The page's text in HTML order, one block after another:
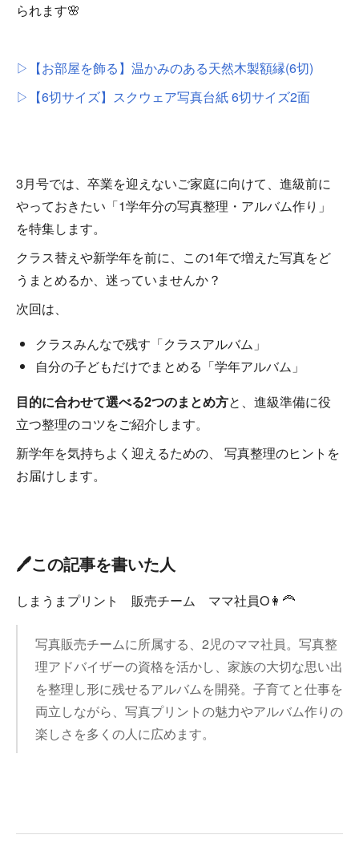
られます🌸
▷【お部屋を飾る】温かみのある天然木製額縁(6切)
▷【6切サイズ】スクウェア写真台紙 6切サイズ2面
3月号では、卒業を迎えないご家庭に向けて、進級前に
やっておきたい「1学年分の写真整理・アルバム作り」
を特集します。
クラス替えや新学年を前に、この1年で増えた写真をど
うまとめるか、迷っていませんか？
次回は、
クラスみんなで残す「クラスアルバム」
自分の子どもだけでまとめる「学年アルバム」
目的に合わせて選べる2つのまとめ方と、進級準備に役
立つ整理のコツをご紹介します。
新学年を気持ちよく迎えるための、 写真整理のヒントを
お届けします。
🖊️この記事を書いた人
しまうまプリント 販売チーム ママ社員O👩‍🦰
写真販売チームに所属する、2児のママ社員。写真整
理アドバイザーの資格を活かし、家族の大切な思い出
を整理し形に残せるアルバムを開発。子育てと仕事を
両立しながら、写真プリントの魅力やアルバム作りの
楽しさを多くの人に広めます。